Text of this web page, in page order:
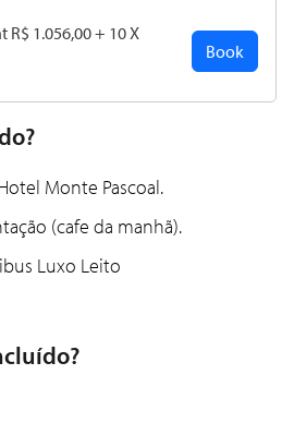
1.056,00 + 10 X
Book
Monte Pascoal.
(cafe da manhã).
Luxo Leito